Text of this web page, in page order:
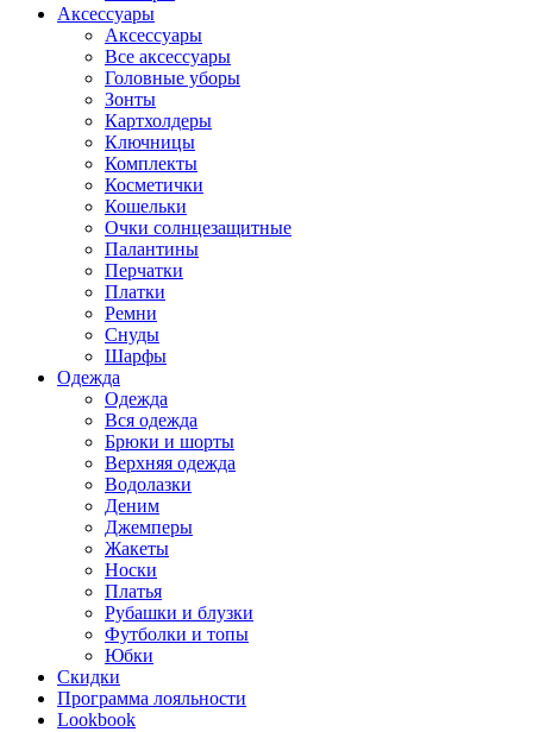
Аксессуары
Аксессуары
Все аксессуары
Головные уборы
Зонты
Картхолдеры
Ключницы
Комплекты
Косметички
Кошельки
Очки солнцезащитные
Палантины
Перчатки
Платки
Ремни
Снуды
Шарфы
Одежда
Одежда
Вся одежда
Брюки и шорты
Верхняя одежда
Водолазки
Деним
Джемперы
Жакеты
Носки
Платья
Рубашки и блузки
Футболки и топы
Юбки
Скидки
Программа лояльности
Lookbook